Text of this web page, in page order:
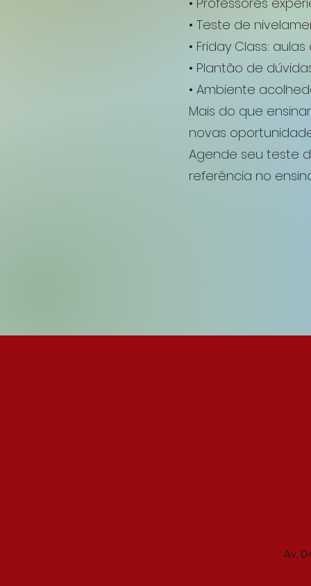
• Teste de
• Friday Class:
• Plantão de
• Ambiente
Mais do que
novas
Agende seu teste
referência no
Av.